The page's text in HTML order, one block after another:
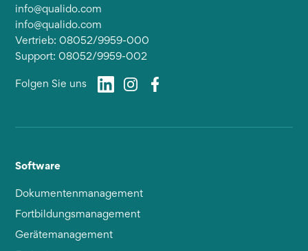
info@qualido.com
info@qualido.com
Vertrieb: 08052/9959-000
Support: 08052/9959-002
Folgen Sie uns
Software
Dokumentenmanagement
Fortbildungsmanagement
Gerätemanagement